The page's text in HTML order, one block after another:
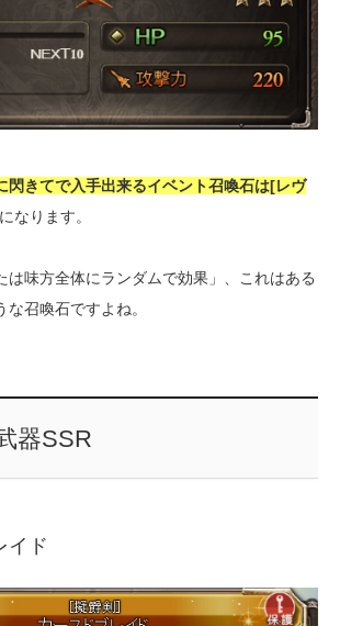
閃きてで入手出来るイベント召喚石は[レヴ
になります。
は味方全体にランダムで効果」、これはある
召喚石ですよね。
器SSR
イド